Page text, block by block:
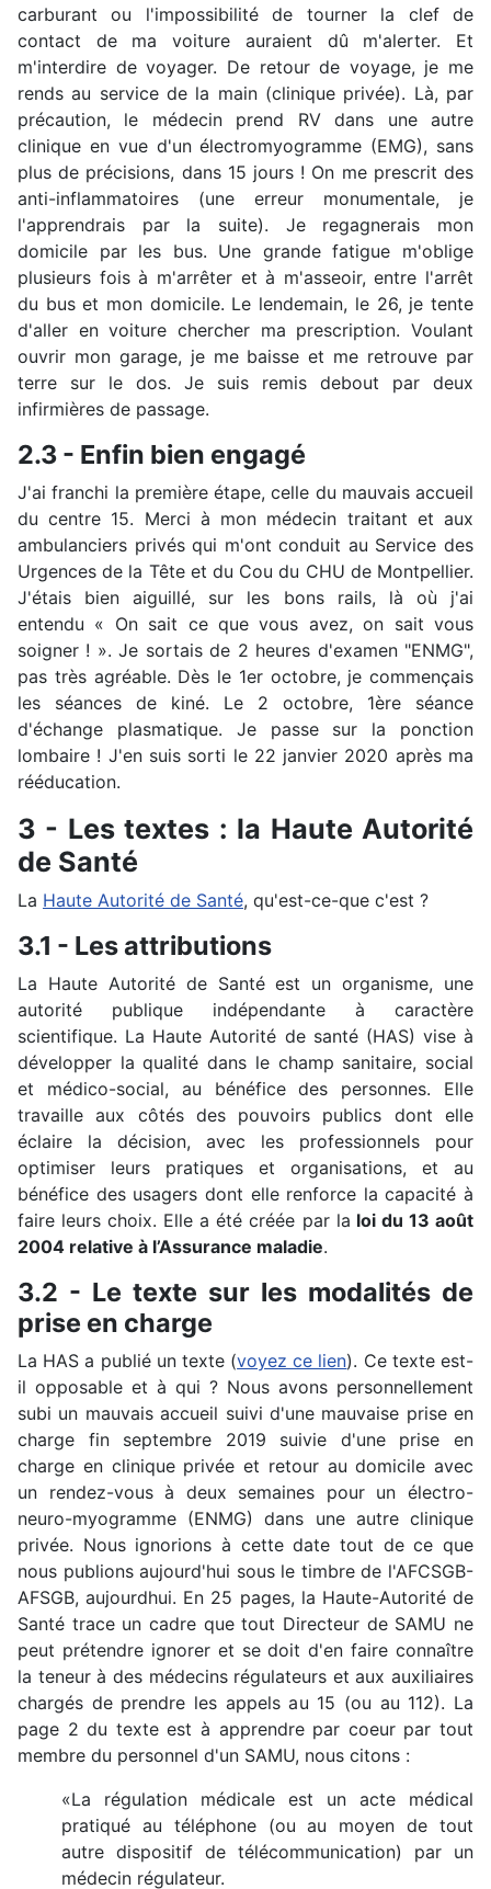
carburant ou l'impossibilité de tourner la clef de
contact de ma voiture auraient dû m'alerter. Et
m'interdire de voyager. De retour de voyage, je me
rends au service de la main (clinique privée). Là, par
précaution, le médecin prend RV dans une autre
clinique en vue d'un électromyogramme (EMG), sans
plus de précisions, dans 15 jours ! On me prescrit des
anti-inflammatoires (une erreur monumentale, je
l'apprendrais par la suite). Je regagnerais mon
domicile par les bus. Une grande fatigue m'oblige
plusieurs fois à m'arrêter et à m'asseoir, entre l'arrêt
du bus et mon domicile. Le lendemain, le 26, je tente
d'aller en voiture chercher ma prescription. Voulant
ouvrir mon garage, je me baisse et me retrouve par
terre sur le dos. Je suis remis debout par deux
infirmières de passage.
2.3 - Enfin bien engagé
J'ai franchi la première étape, celle du mauvais accueil
du centre 15. Merci à mon médecin traitant et aux
ambulanciers privés qui m'ont conduit au Service des
Urgences de la Tête et du Cou du CHU de Montpellier.
J'étais bien aiguillé, sur les bons rails, là où j'ai
entendu « On sait ce que vous avez, on sait vous
soigner ! ». Je sortais de 2 heures d'examen "ENMG",
pas très agréable. Dès le 1er octobre, je commençais
les séances de kiné. Le 2 octobre, 1ère séance
d'échange plasmatique. Je passe sur la ponction
lombaire ! J'en suis sorti le 22 janvier 2020 après ma
rééducation.
3 - Les textes : la Haute Autorité
de Santé
La Haute Autorité de Santé, qu'est-ce-que c'est ?
3.1 - Les attributions
La Haute Autorité de Santé est un organisme, une
autorité publique indépendante à caractère
scientifique. La Haute Autorité de santé (HAS) vise à
développer la qualité dans le champ sanitaire, social
et médico-social, au bénéfice des personnes. Elle
travaille aux côtés des pouvoirs publics dont elle
éclaire la décision, avec les professionnels pour
optimiser leurs pratiques et organisations, et au
bénéfice des usagers dont elle renforce la capacité à
faire leurs choix. Elle a été créée par la loi du 13 août
2004 relative à l’Assurance maladie.
3.2 - Le texte sur les modalités de
prise en charge
La HAS a publié un texte (voyez ce lien). Ce texte est-
il opposable et à qui ? Nous avons personnellement
subi un mauvais accueil suivi d'une mauvaise prise en
charge fin septembre 2019 suivie d'une prise en
charge en clinique privée et retour au domicile avec
un rendez-vous à deux semaines pour un électro-
neuro-myogramme (ENMG) dans une autre clinique
privée. Nous ignorions à cette date tout de ce que
nous publions aujourd'hui sous le timbre de l'AFCSGB-
AFSGB, aujourdhui. En 25 pages, la Haute-Autorité de
Santé trace un cadre que tout Directeur de SAMU ne
peut prétendre ignorer et se doit d'en faire connaître
la teneur à des médecins régulateurs et aux auxiliaires
chargés de prendre les appels au 15 (ou au 112). La
page 2 du texte est à apprendre par coeur par tout
membre du personnel d'un SAMU, nous citons :
«La régulation médicale est un acte médical
pratiqué au téléphone (ou au moyen de tout
autre dispositif de télécommunication) par un
médecin régulateur.